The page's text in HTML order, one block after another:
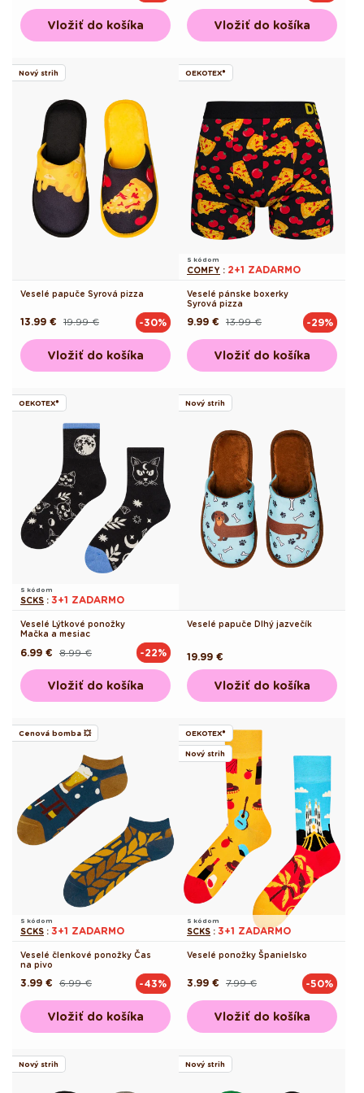
Vložiť do košíka Vložiť do košíka
Nový strih
Veselé papuče Syrová pizza
Pôvodná19.99 €
Akciová
13.99 € -30%
Vložiť do košíka
OEKOTEX®
S kódom
COMFY : 2+1 ZADARMO
Veselé pánske boxerky
Syrová pizza
Pôvodná13.99 €
Akciová
9.99 € -29%
Vložiť do košíka
OEKOTEX®
S kódom
SCKS : 3+1 ZADARMO
Veselé Lýtkové ponožky
Mačka a mesiac
Pôvodná8.99 €
Akciová
6.99 € -22%
Vložiť do košíka
Nový strih
Veselé papuče Dlhý jazvečík
Pôvodná
cena
19.99 €
Vložiť do košíka
Cenová bomba 💥
S kódom
SCKS : 3+1 ZADARMO
Veselé členkové ponožky Čas
na pivo
Pôvodná6.99 €
Akciová
3.99 € -43%
Vložiť do košíka
OEKOTEX®
Nový strih
S kódom
SCKS : 3+1 ZADARMO
Veselé ponožky Španielsko
Pôvodná7.99 €
Akciová
3.99 € -50%
Vložiť do košíka
Nový strih Nový strih